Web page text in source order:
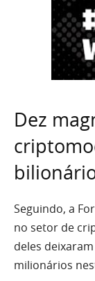
Dez
Seguindo, a
no setor de
deles
milionários